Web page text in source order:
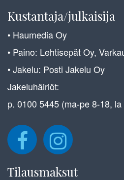
Kustantaja/julkaisija
• Haumedia Oy
• Paino: Lehtisepät Oy,
• Jakelu: Posti Jakelu Oy
Jakeluhäiriöt:
p. 0100 5445 (ma-pe 8-18, la
Tilausmaksut